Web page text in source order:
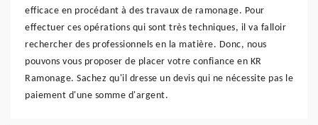
efficace en procédant à des travaux de ramonage. Pour
effectuer ces opérations qui sont très techniques, il va falloir
rechercher des professionnels en la matière. Donc, nous
pouvons vous proposer de placer votre confiance en KR
Ramonage. Sachez qu'il dresse un devis qui ne nécessite pas le
paiement d'une somme d'argent.